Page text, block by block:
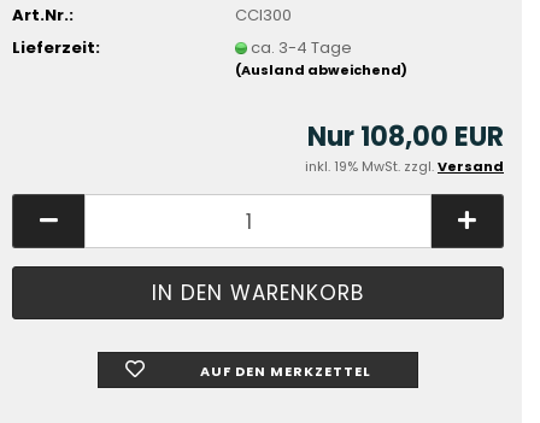
Art.Nr.:
CCI300
Lieferzeit:
ca. 3-4 Tage
(Ausland abweichend)
Nur 108,00 EUR
inkl. 19% MwSt. zzgl.Versand
AUF DEN MERKZETTEL